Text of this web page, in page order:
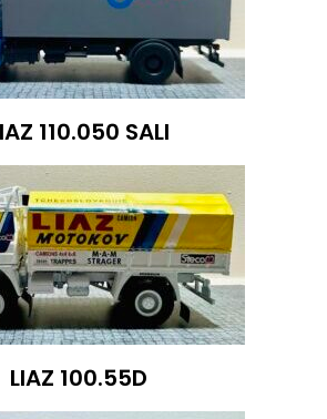
110.050 SALI
LIAZ 100.55D